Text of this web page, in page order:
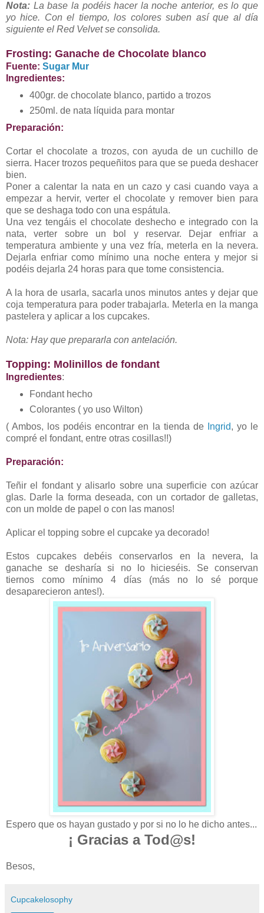
Nota: La base la podéis hacer la noche anterior, es lo que
yo hice. Con el tiempo, los colores suben así que al día
siguiente el Red Velvet se consolida.
Frosting: Ganache de Chocolate blanco
Fuente: Sugar Mur
Ingredientes:
400gr. de chocolate blanco, partido a trozos
250ml. de nata líquida para montar
Preparación:
Cortar el chocolate a trozos, con ayuda de un cuchillo de
sierra. Hacer trozos pequeñitos para que se pueda deshacer
bien.
Poner a calentar la nata en un cazo y casi cuando vaya a
empezar a hervir, verter el chocolate y remover bien para
que se deshaga todo con una espátula.
Una vez tengáis el chocolate deshecho e integrado con la
nata, verter sobre un bol y reservar. Dejar enfriar a
temperatura ambiente y una vez fría, meterla en la nevera.
Dejarla enfriar como mínimo una noche entera y mejor si
podéis dejarla 24 horas para que tome consistencia.
A la hora de usarla, sacarla unos minutos antes y dejar que
coja temperatura para poder trabajarla. Meterla en la manga
pastelera y aplicar a los cupcakes.
Nota: Hay que prepararla con antelación.
Topping: Molinillos de fondant
Ingredientes:
Fondant hecho
Colorantes ( yo uso Wilton)
( Ambos, los podéis encontrar en la tienda de
Ingrid, yo le
compré el fondant, entre otras cosillas!!)
Preparación:
Teñir el fondant y alisarlo sobre una superficie con azúcar
glas. Darle la forma deseada, con un cortador de galletas,
con un molde de papel o con las manos!
Aplicar el topping sobre el cupcake ya decorado!
Estos cupcakes debéis conservarlos en la nevera, la
ganache se desharía si no lo hicieséis. Se conservan
tiernos como mínimo 4 días (más no lo sé porque
desaparecieron antes!).
Espero que os hayan gustado y por si no lo he dicho antes...
¡ Gracias a Tod@s!
Besos,
Cupcakelosophy